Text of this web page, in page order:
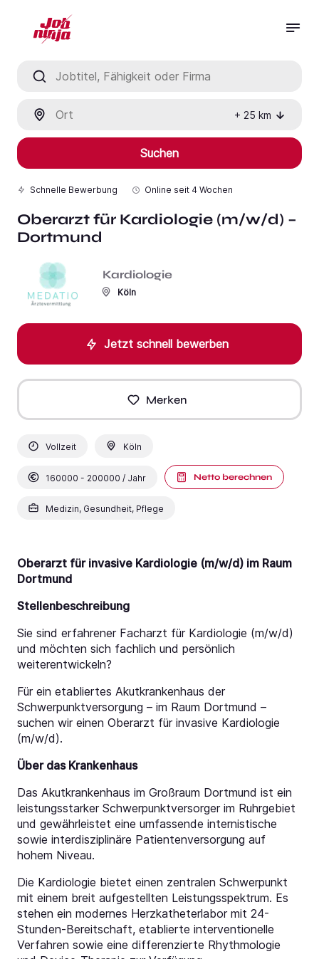
+ 25 km
Suchen
Schnelle Bewerbung Online seit 4 Wochen
Oberarzt für Kardiologie (m/w/d) –
Dortmund
Kardiologie
Köln
Jetzt schnell bewerben
Merken
Vollzeit Köln
160000 - 200000 / Jahr Netto berechnen
Medizin, Gesundheit, Pflege
Oberarzt für invasive Kardiologie (m/w/d) im Raum
Dortmund
Stellenbeschreibung
Sie sind erfahrener Facharzt für Kardiologie (m/w/d)
und möchten sich fachlich und persönlich
weiterentwickeln?
Für ein etabliertes Akutkrankenhaus der
Schwerpunktversorgung – im Raum Dortmund –
suchen wir einen Oberarzt für invasive Kardiologie
(m/w/d).
Über das Krankenhaus
Das Akutkrankenhaus im Großraum Dortmund ist ein
leistungsstarker Schwerpunktversorger im Ruhrgebiet
und gewährleistet eine umfassende internistische
sowie interdisziplinäre Patientenversorgung auf
hohem Niveau.
Die Kardiologie bietet einen zentralen Schwerpunkt
mit einem breit aufgestellten Leistungsspektrum. Es
stehen ein modernes Herzkatheterlabor mit 24-
Stunden-Bereitschaft, etablierte interventionelle
Verfahren sowie eine differenzierte Rhythmologie